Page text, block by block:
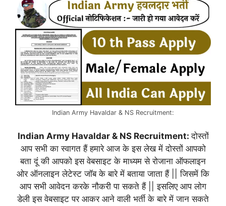
Indian Army Havaldar & NS Recruitment:
Indian Army Havaldar & NS Recruitment:दोस्तों
आप सभी का स्वागत हैं हमारे आज के इस लेख में दोस्तों आपको
बता दूं की आपको इस वेबसाइट के माध्यम से रोजाना ऑफलाइन
ओर ऑनलाइन लेटेस्ट जॉब के बारे में बताया जाता हैं || जिसमें कि
आप सभी आवेदन करके नौकरी पा सकते हैं || इसलिए आप लोग
डेली इस वेबसाइट पर आकर आने वाली भर्ती के बारे में जान सकते